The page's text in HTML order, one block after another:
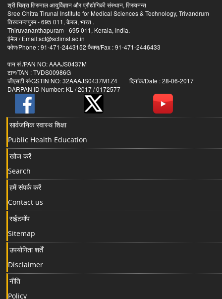
श्री चित्रा तिरुनाल आयुर्विज्ञान और प्रौद्योगिकी संस्थान, तिरुवनन्त
Sree Chitra Tirunal Institute for Medical Sciences & Technology, Trivandrum
तिरुवनन्तपुरम - 695 011, केरल, भारत .
Thiruvananthapuram - 695 011, Kerala, India.
ईमेल / Email:sct@sctimst.ac.in
फोण/Phone : 91-471-2443152 फैक्स/Fax : 91-471-2446433
पान सं /PAN NO: AAAJS0437M
टान/TAN : TVDS00986G
जीएसटी सं/GSTIN NO: 32AAAJS0437M1Z4 दिनांक/Date : 28-06-2017
DARPAN ID Number: KL / 2017 / 0172577
सार्वजनिक स्वास्थ शिक्षा
Public Health Education
खोज करें
Search
हमें संपर्क करें
Contact us
सईटमॉप
Sitemap
उपयोगिता शर्तें
Disclaimer
नीति
Policy